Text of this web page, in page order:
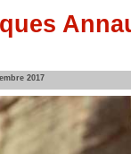
2017